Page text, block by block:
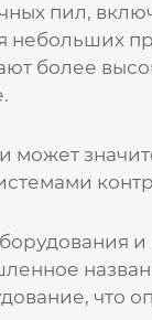
пил,
небольших
более
что